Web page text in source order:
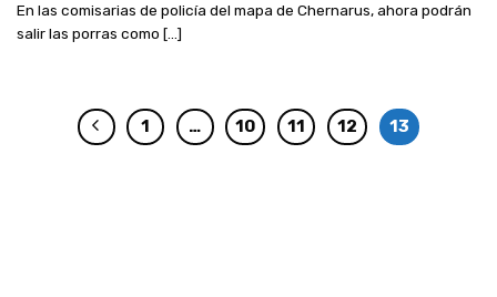
En las comisarias de policía del mapa de Chernarus, ahora podrán
salir las porras como [...]
1 … 10 11 12 13